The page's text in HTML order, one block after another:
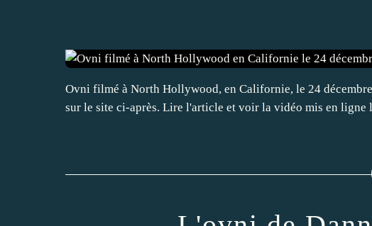
Ovni filmé à North Hollywood, en Californie, le 24
sur le site ci-après. Lire l'article et voir la vidéo mis en ligne